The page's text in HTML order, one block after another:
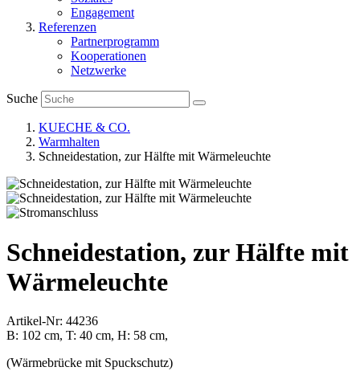
Engagement
Referenzen
Partnerprogramm
Kooperationen
Netzwerke
Suche
KUECHE & CO.
Warmhalten
Schneidestation, zur Hälfte mit Wärmeleuchte
Schneidestation, zur Hälfte mit
Wärmeleuchte
Artikel-Nr: 44236
B: 102 cm, T: 40 cm, H: 58 cm,
(Wärmebrücke mit Spuckschutz)